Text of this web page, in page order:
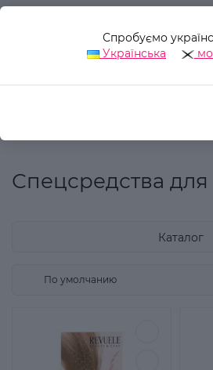
Спробуємо
Українська
Спецсредства
Каталог